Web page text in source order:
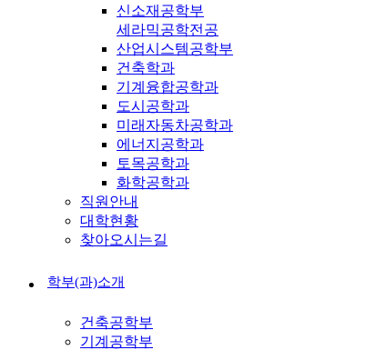
신소재공학부
세라믹공학전공
산업시스템공학부
건축학과
기계융합공학과
도시공학과
미래자동차공학과
에너지공학과
토목공학과
화학공학과
직원안내
대학현황
찾아오시는길
학부(과)소개
건축공학부
기계공학부